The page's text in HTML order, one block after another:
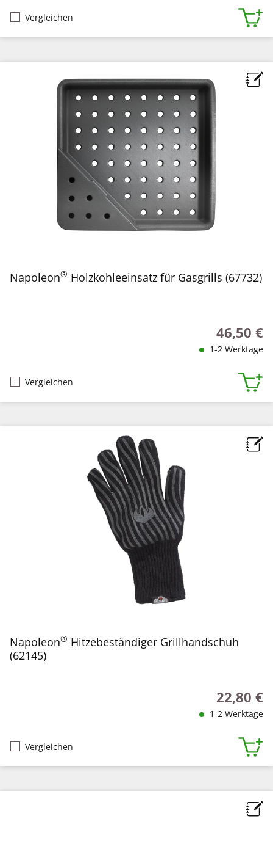
Vergleichen
Napoleon® Holzkohleeinsatz für Gasgrills (67732)
Regulärer
46,50 €
1-2 Werktage
Vergleichen
Napoleon® Hitzebeständiger Grillhandschuh
(62145)
Regulärer
22,80 €
1-2 Werktage
Vergleichen